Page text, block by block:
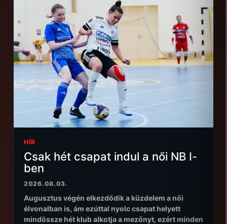
HÍR
Csak hét csapat indul a női NB I-
ben
2026.08.03.
Augusztus végén elkezdődik a küzdelem a női
élvonalban is, ám ezúttal nyolc csapat helyett
mindössze hét klub alkotja a mezőnyt, ezért minden